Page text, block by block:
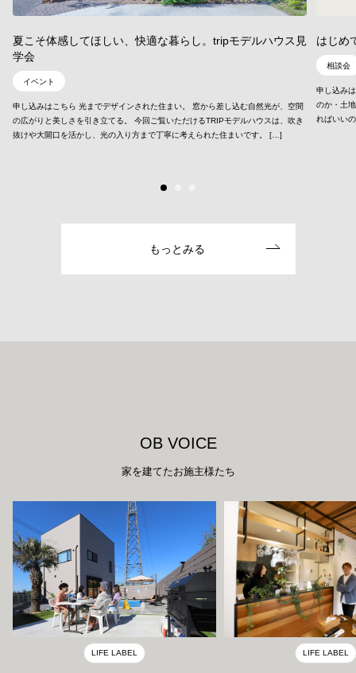
夏こそ体感してほしい、快適な暮らし。tripモデルハウス見
学会
イベント
申し込みはこちら 光までデザインされた住まい。 窓から差し込む自然光が、空間
の広がりと美しさを引き立てる。 今回ご覧いただけるTRIPモデルハウスは、吹き
抜けや大開口を活かし、光の入り方まで丁寧に考えられた住まいです。 […]
はじめ
相談会
申し込み
のか・土
ればいい
もっとみる
OB VOICE
家を建てたお施主様たち
LIFE LABEL LIFE LABEL